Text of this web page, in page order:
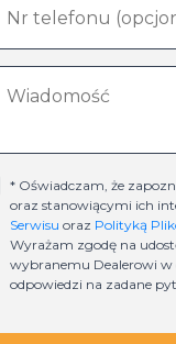
* Oświadczam, że
oraz stanowiącymi ich
Serwisu oraz Polityką
Wyrażam zgodę na
wybranemu Dealerowi
odpowiedzi na zadane